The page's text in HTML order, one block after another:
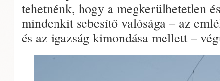
tehetnénk, hogy a megkerülhetetlen
mindenkit sebesítő valósága – az
és az igazság kimondása mellett –